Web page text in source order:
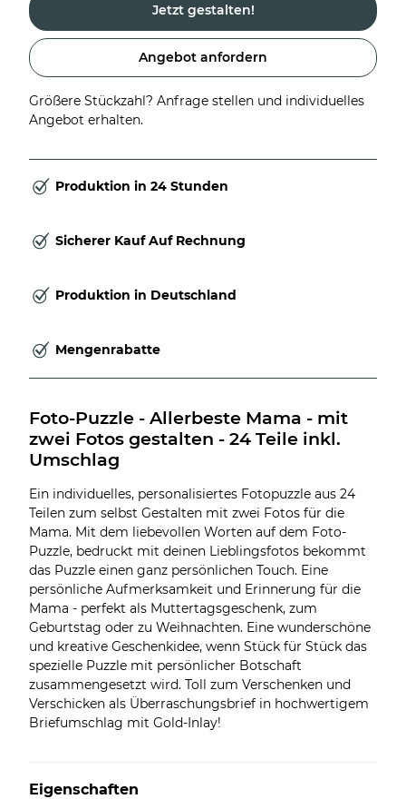
Jetzt gestalten!
Angebot anfordern
Größere Stückzahl? Anfrage stellen und individuelles
Angebot erhalten.
Produktion in 24 Stunden
Sicherer Kauf Auf Rechnung
Produktion in Deutschland
Mengenrabatte
Foto-Puzzle - Allerbeste Mama - mit
zwei Fotos gestalten - 24 Teile inkl.
Umschlag
Ein individuelles, personalisiertes Fotopuzzle aus 24
Teilen zum selbst Gestalten mit zwei Fotos für die
Mama. Mit dem liebevollen Worten auf dem Foto-
Puzzle, bedruckt mit deinen Lieblingsfotos bekommt
das Puzzle einen ganz persönlichen Touch. Eine
persönliche Aufmerksamkeit und Erinnerung für die
Mama - perfekt als Muttertagsgeschenk, zum
Geburtstag oder zu Weihnachten. Eine wunderschöne
und kreative Geschenkidee, wenn Stück für Stück das
spezielle Puzzle mit persönlicher Botschaft
zusammengesetzt wird. Toll zum Verschenken und
Verschicken als Überraschungsbrief in hochwertigem
Briefumschlag mit Gold-Inlay!
Eigenschaften